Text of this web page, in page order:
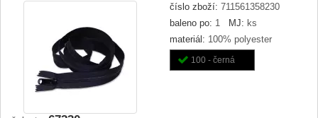
číslo zboží: 711561358230
baleno po: 1 MJ: ks
materiál: 100% polyester
100 - černá